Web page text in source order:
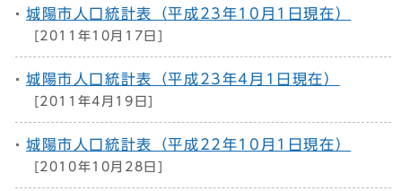
城陽市人口統計表（平成23年10月1日現在）
[2011年10月17日]
城陽市人口統計表（平成23年4月1日現在）
[2011年4月19日]
城陽市人口統計表（平成22年10月1日現在）
[2010年10月28日]